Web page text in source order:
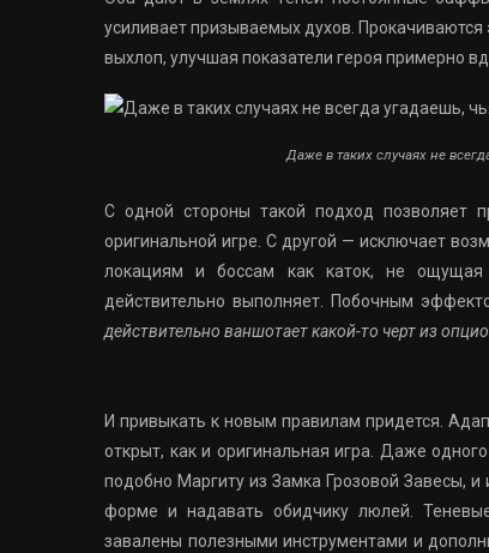
усиливает призываемых духов.
выхлоп, улучшая показатели героя примерно
Даже в таких случаях не
С одной стороны такой подход позволяет
оригинальной игре. С другой — исключает
локациям и боссам как каток, не ощущая
действительно выполняет. Побочным
действительно ваншотает какой-то черт из
И привыкать к новым правилам придется.
открыт, как и оригинальная игра. Даже
подобно Маргиту из Замка Грозовой Завесы,
форме и надавать обидчику люлей.
завалены полезными инструментами и